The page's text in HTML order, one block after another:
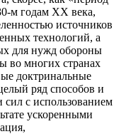
м годам XX века,
источников
технологий, а
для нужд обороны
во многих странах
доктринальные
ряд способов и
сил с использованием
ускоренными